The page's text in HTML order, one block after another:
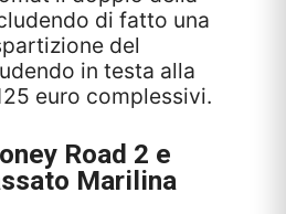
di fatto una
del
in testa alla
euro complessivi.
Road 2 e
Marilina